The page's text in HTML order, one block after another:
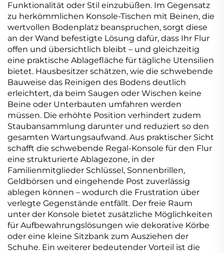
Funktionalität oder Stil einzubüßen. Im Gegensatz
zu herkömmlichen Konsole-Tischen mit Beinen, die
wertvollen Bodenplatz beanspruchen, sorgt diese
an der Wand befestigte Lösung dafür, dass Ihr Flur
offen und übersichtlich bleibt – und gleichzeitig
eine praktische Ablagefläche für tägliche Utensilien
bietet. Hausbesitzer schätzen, wie die schwebende
Bauweise das Reinigen des Bodens deutlich
erleichtert, da beim Saugen oder Wischen keine
Beine oder Unterbauten umfahren werden
müssen. Die erhöhte Position verhindert zudem
Staubansammlung darunter und reduziert so den
gesamten Wartungsaufwand. Aus praktischer Sicht
schafft die schwebende Regal-Konsole für den Flur
eine strukturierte Ablagezone, in der
Familienmitglieder Schlüssel, Sonnenbrillen,
Geldbörsen und eingehende Post zuverlässig
ablegen können – wodurch die Frustration über
verlegte Gegenstände entfällt. Der freie Raum
unter der Konsole bietet zusätzliche Möglichkeiten
für Aufbewahrungslösungen wie dekorative Körbe
oder eine kleine Sitzbank zum Ausziehen der
Schuhe. Ein weiterer bedeutender Vorteil ist die